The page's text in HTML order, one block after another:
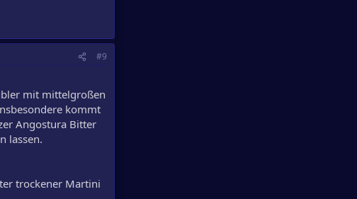
#9
mit mittelgroßen
kommt
Angostura Bitter
lassen.
trockener Martini